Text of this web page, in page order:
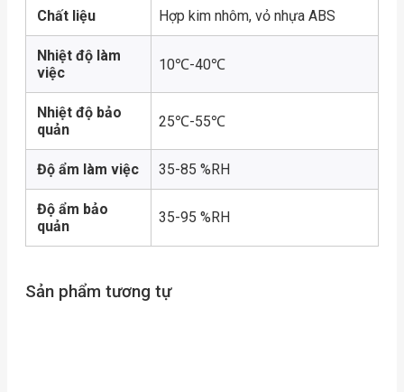
Chất liệu Hợp kim nhôm, vỏ nhựa ABS
Nhiệt độ làm
việc
10℃-40℃
Nhiệt độ bảo
quản
25℃-55℃
Độ ẩm làm việc 35-85 %RH
Độ ẩm bảo
quản
35-95 %RH
Sản phẩm tương tự